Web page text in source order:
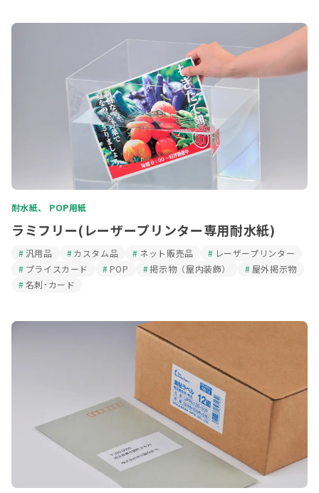
耐水紙、 POP用紙
ラミフリー(レーザープリンター専用耐水紙)
汎用品 カスタム品 ネット販売品
レーザープリンター
プライスカード
POP 掲示物（屋内装飾）
屋外掲示物
名刺･カード